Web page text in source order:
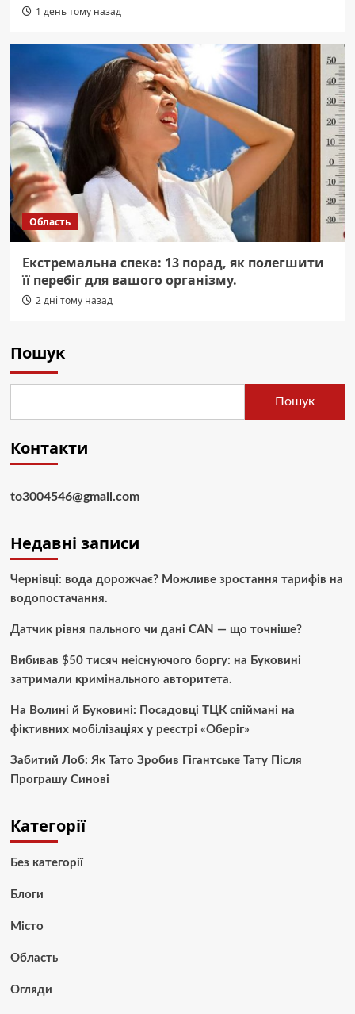
1 день тому назад
Область
Екстремальна спека: 13 порад, як полегшити
її перебіг для вашого організму.
2 дні тому назад
Пошук
Пошук
Контакти
to3004546@gmail.com
Недавні записи
Чернівці: вода дорожчає? Можливе зростання тарифів на
водопостачання.
Датчик рівня пального чи дані CAN — що точніше?
Вибивав $50 тисяч неіснуючого боргу: на Буковині
затримали кримінального авторитета.
На Волині й Буковині: Посадовці ТЦК спіймані на
фіктивних мобілізаціях у реєстрі «Оберіг»
Забитий Лоб: Як Тато Зробив Гігантське Тату Після
Програшу Синові
Категорії
Без категорії
Блоги
Місто
Область
Огляди